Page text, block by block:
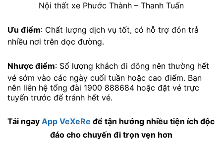
Nội thất xe Phước Thành – Thanh Tuấn
Ưu điểm: Chất lượng dịch vụ tốt, có hỗ trợ đón trả
nhiều nơi trên dọc đường.
Nhược điểm: Số lượng khách đi đông nên thường hết
vé sớm vào các ngày cuối tuần hoặc cao điểm. Bạn
nên liên hệ tổng đài 1900 888684 hoặc đặt vé trực
tuyến trước để tránh hết vé.
Tải ngay App VeXeRe để tận hưởng nhiều tiện ích độc
đáo cho chuyến đi trọn vẹn hơn